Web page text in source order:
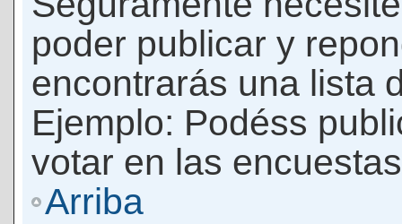
poder publicar y
encontrarás una lista
Ejemplo: Podéss
votar en las
Arriba